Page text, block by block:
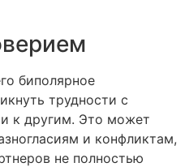
биполярное
трудности с
к другим. Это может
и конфликтам,
не полностью